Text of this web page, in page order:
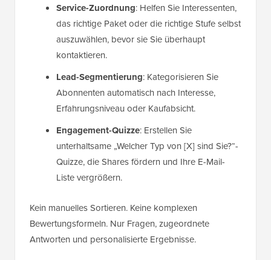
Service-Zuordnung: Helfen Sie Interessenten,
das richtige Paket oder die richtige Stufe selbst
auszuwählen, bevor sie Sie überhaupt
kontaktieren.
Lead-Segmentierung: Kategorisieren Sie
Abonnenten automatisch nach Interesse,
Erfahrungsniveau oder Kaufabsicht.
Engagement-Quizze: Erstellen Sie
unterhaltsame „Welcher Typ von [X] sind Sie?“-
Quizze, die Shares fördern und Ihre E-Mail-
Liste vergrößern.
Kein manuelles Sortieren. Keine komplexen
Bewertungsformeln. Nur Fragen, zugeordnete
Antworten und personalisierte Ergebnisse.